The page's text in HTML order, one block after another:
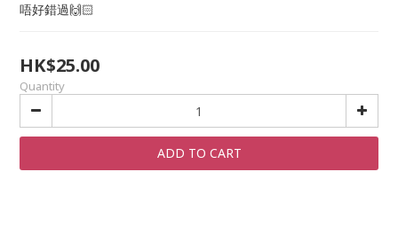
唔好錯過🙌🏻
HK$25.00
Quantity
ADD TO CART